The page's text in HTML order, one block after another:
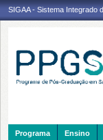
SIGAA - Sistema Integrado
Programa Ensino